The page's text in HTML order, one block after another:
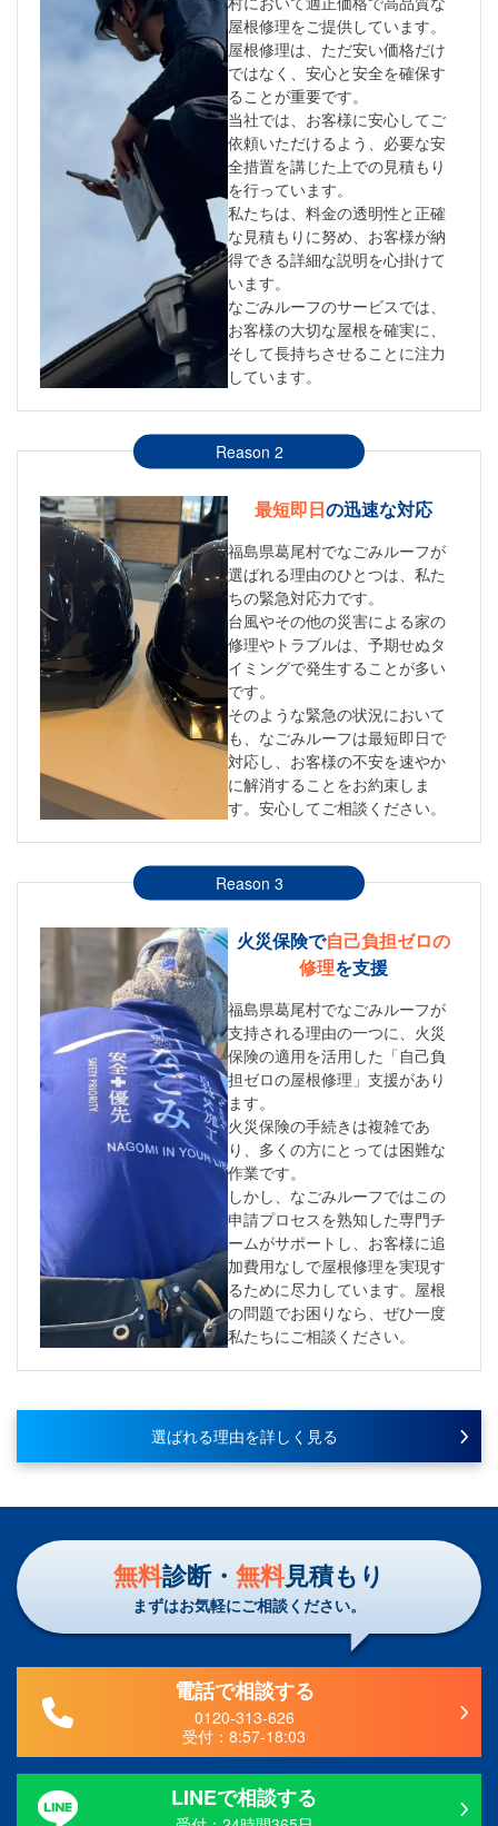
屋根修理をご提供しています。
屋根修理は、ただ安い価格だけ
ではなく、安心と安全を確保す
ることが重要です。
当社では、お客様に安心してご
依頼いただけるよう、必要な安
全措置を講じた上での見積もり
を行っています。
私たちは、料金の透明性と正確
な見積もりに努め、お客様が納
得できる詳細な説明を心掛けて
います。
なごみルーフのサービスでは、
お客様の大切な屋根を確実に、
そして長持ちさせることに注力
しています。
Reason 2
最短即日の迅速な対応
福島県葛尾村でなごみルーフが
選ばれる理由のひとつは、私た
ちの緊急対応力です。
台風やその他の災害による家の
修理やトラブルは、予期せぬタ
イミングで発生することが多い
です。
そのような緊急の状況において
も、なごみルーフは最短即日で
対応し、お客様の不安を速やか
に解消することをお約束しま
す。安心してご相談ください。
Reason 3
火災保険で自己負担ゼロの
修理を支援
福島県葛尾村でなごみルーフが
支持される理由の一つに、火災
保険の適用を活用した「自己負
担ゼロの屋根修理」支援があり
ます。
火災保険の手続きは複雑であ
り、多くの方にとっては困難な
作業です。
しかし、なごみルーフではこの
申請プロセスを熟知した専門チ
ームがサポートし、お客様に追
加費用なしで屋根修理を実現す
るために尽力しています。屋根
の問題でお困りなら、ぜひ一度
私たちにご相談ください。
選ばれる理由を詳しく見る
無料診断・ 無料見積もり
まずはお気軽にご相談ください。
電話で相談する
0120-313-626
受付：8:57-18:03
LINEで相談する